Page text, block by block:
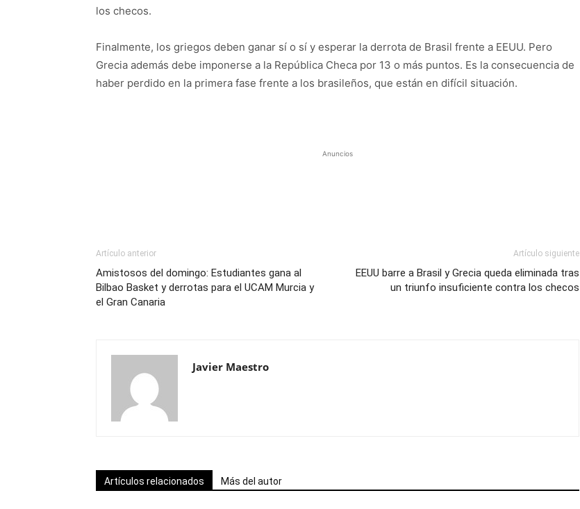
los checos.
Finalmente, los griegos deben ganar sí o sí y esperar la derrota de Brasil frente a EEUU. Pero
Grecia además debe imponerse a la República Checa por 13 o más puntos. Es la consecuencia de
haber perdido en la primera fase frente a los brasileños, que están en difícil situación.
Anuncios
Artículo anterior
Amistosos del domingo: Estudiantes gana al
Bilbao Basket y derrotas para el UCAM Murcia y
el Gran Canaria
Artículo siguiente
EEUU barre a Brasil y Grecia queda eliminada tras
un triunfo insuficiente contra los checos
Javier Maestro
Artículos relacionados Más del autor